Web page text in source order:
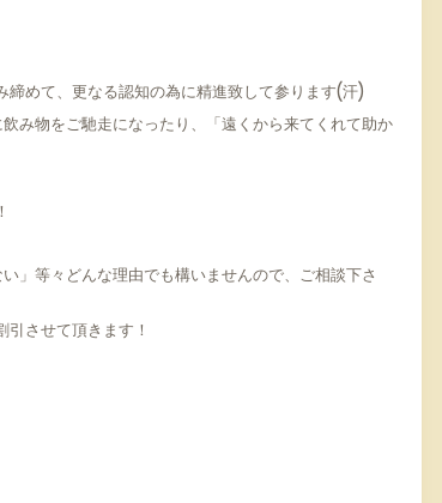
めて、更なる認知の為に精進致して参ります(汗)
み物をご馳走になったり、「遠くから来てくれて助か
」等々どんな理由でも構いませんので、ご相談下さ
させて頂きます！